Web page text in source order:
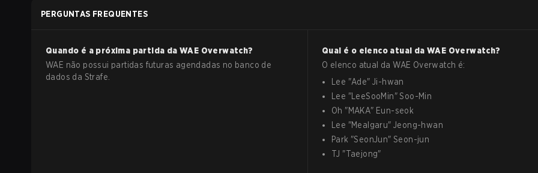
PERGUNTAS FREQUENTES
Quando é a próxima partida da WAE Overwatch?
WAE não possui partidas futuras agendadas no banco de
dados da Strafe.
Qual é o elenco atual da WAE Overwatch?
O elenco atual daWAE Overwatch é:
Lee "Ade"Ji-hwan
Lee " LeeSooMin"Soo-Min
Oh "MAKA" Eun-seok
Lee "Mealgaru"Jeong-hwan
Park "SeonJun"Seon-jun
TJ "Taejong"